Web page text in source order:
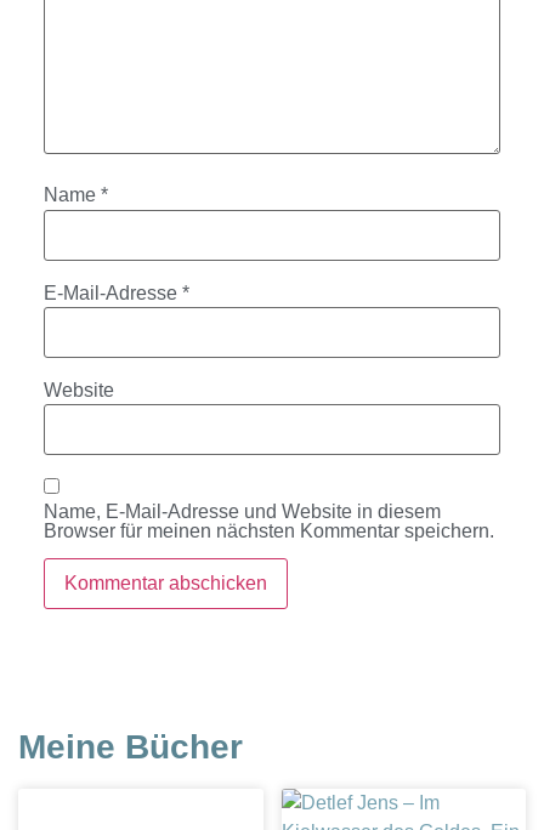
Name *
E-Mail-Adresse *
Website
Name, E-Mail-Adresse und Website in diesem
Browser für meinen nächsten Kommentar speichern.
Meine Bücher